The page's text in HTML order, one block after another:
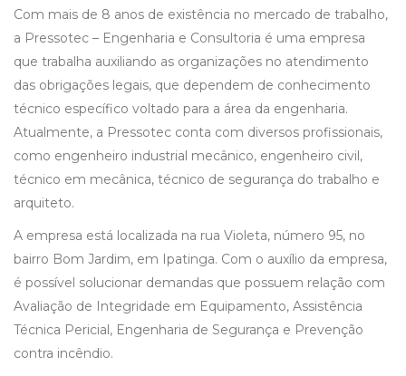
Com mais de 8 anos de existência no mercado de trabalho,
a Pressotec – Engenharia e Consultoria é uma empresa
que trabalha auxiliando as organizações no atendimento
das obrigações legais, que dependem de conhecimento
técnico específico voltado para a área da engenharia.
Atualmente, a Pressotec conta com diversos profissionais,
como engenheiro industrial mecânico, engenheiro civil,
técnico em mecânica, técnico de segurança do trabalho e
arquiteto.
A empresa está localizada na rua Violeta, número 95, no
bairro Bom Jardim, em Ipatinga. Com o auxílio da empresa,
é possível solucionar demandas que possuem relação com
Avaliação de Integridade em Equipamento, Assistência
Técnica Pericial, Engenharia de Segurança e Prevenção
contra incêndio.